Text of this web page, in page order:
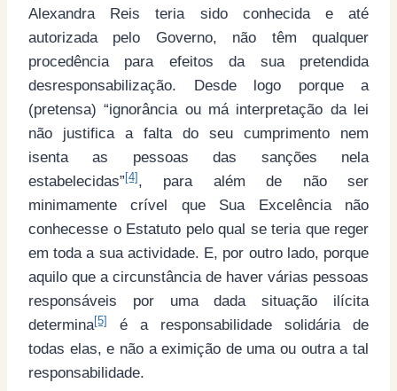
Alexandra Reis teria sido conhecida e até
autorizada pelo Governo, não têm qualquer
procedência para efeitos da sua pretendida
desresponsabilização. Desde logo porque a
(pretensa) “ignorância ou má interpretação da lei
não justifica a falta do seu cumprimento nem
isenta as pessoas das sanções nela
estabelecidas”[4], para além de não ser
minimamente crível que Sua Excelência não
conhecesse o Estatuto pelo qual se teria que reger
em toda a sua actividade. E, por outro lado, porque
aquilo que a circunstância de haver várias pessoas
responsáveis por uma dada situação ilícita
determina[5]
é a responsabilidade solidária de
todas elas, e não a eximição de uma ou outra a tal
responsabilidade.